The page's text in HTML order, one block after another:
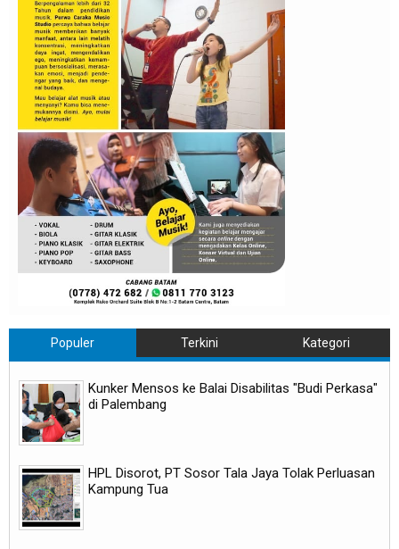
Populer Terkini Kategori
Kunker Mensos ke Balai Disabilitas "Budi Perkasa"
di Palembang
HPL Disorot, PT Sosor Tala Jaya Tolak Perluasan
Kampung Tua